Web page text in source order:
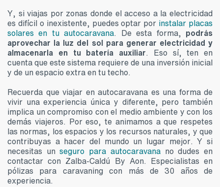
Y, si viajas por zonas donde el acceso a la electricidad
es difícil o inexistente, puedes optar por instalar placas
solares en tu autocaravana. De esta forma, podrás
aprovechar la luz del sol para generar electricidad y
almacenarla en tu batería auxiliar. Eso sí, ten en
cuenta que este sistema requiere de una inversión inicial
y de un espacio extra en tu techo.
Recuerda que viajar en autocaravana es una forma de
vivir una experiencia única y diferente, pero también
implica un compromiso con el medio ambiente y con los
demás viajeros. Por eso, te animamos a que respetes
las normas, los espacios y los recursos naturales, y que
contribuyas a hacer del mundo un lugar mejor. Y si
necesitas unseguro para autocaravanano dudes en
contactar con Zalba-Caldú By Aon. Especialistas en
pólizas para caravaning con más de 30 años de
experiencia.